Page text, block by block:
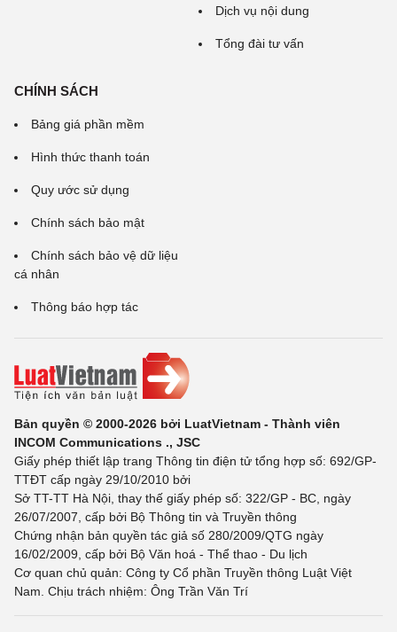
Dịch vụ nội dung
Tổng đài tư vấn
CHÍNH SÁCH
Bảng giá phần mềm
Hình thức thanh toán
Quy ước sử dụng
Chính sách bảo mật
Chính sách bảo vệ dữ liệu
cá nhân
Thông báo hợp tác
Bản quyền © 2000-2026 bởi LuatVietnam - Thành viên
INCOM Communications ., JSC
Giấy phép thiết lập trang Thông tin điện tử tổng hợp số: 692/GP-
TTĐT cấp ngày 29/10/2010 bởi
Sở TT-TT Hà Nội, thay thế giấy phép số: 322/GP - BC, ngày
26/07/2007, cấp bởi Bộ Thông tin và Truyền thông
Chứng nhận bản quyền tác giả số 280/2009/QTG ngày
16/02/2009, cấp bởi Bộ Văn hoá - Thể thao - Du lịch
Cơ quan chủ quản: Công ty Cổ phần Truyền thông Luật Việt
Nam. Chịu trách nhiệm: Ông Trần Văn Trí